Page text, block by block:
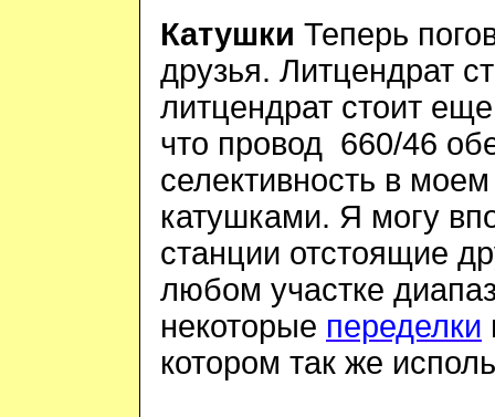
Катушки Теперь
друзья. Литцендрат
литцендрат стоит
что провод 660/46
селективность в
катушками. Я могу
станции отстоящие
любом участке
некоторые переделки
котором так же